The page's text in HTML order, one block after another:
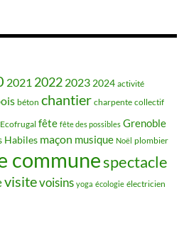
2021 2022 20232024 activité
béton chantier charpente collectif
Ecofrugal fête fête des possibles Grenoble
Habiles maçon musique Noël plombier
communespectacle
visitevoisins yoga écologie électricien